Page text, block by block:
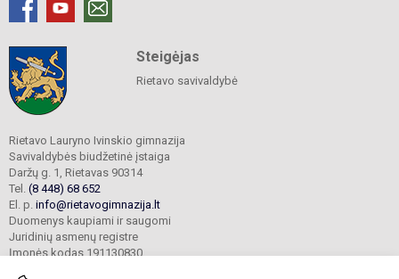
Steigėjas
Rietavo savivaldybė
Rietavo Lauryno Ivinskio gimnazija
Savivaldybės biudžetinė įstaiga
Daržų g. 1, Rietavas 90314
Tel. (8 448) 68 652
El. p. info@rietavogimnazija.lt
Duomenys kaupiami ir saugomi
Juridinių asmenų registre
Įmonės kodas 191130830